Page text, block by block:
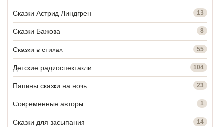
Сказки Астрид Линдгрен 13
Сказки Бажова 8
Сказки в стихах 55
Детские радиоспектакли 104
Папины сказки на ночь 23
Современные авторы 1
Сказки для засыпания 14